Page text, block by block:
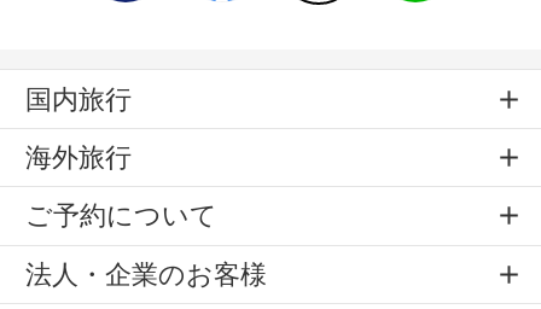
国内旅行
海外旅行
ご予約について
法人・企業のお客様